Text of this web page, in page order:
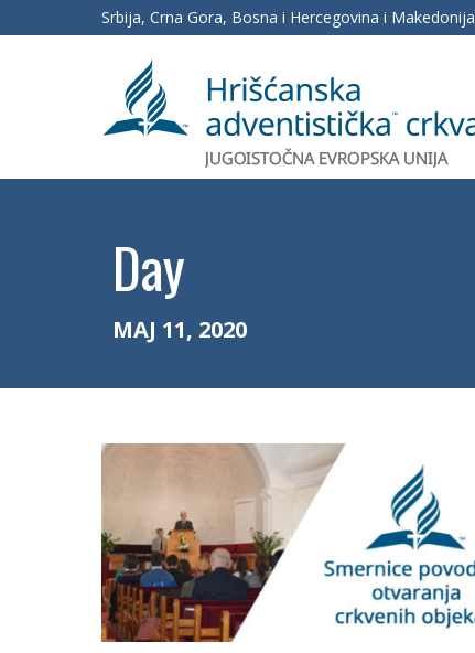
Srbija, Crna Gora, Bosna i Hercegovina i Makedonija
Day
МАЈ 11, 2020